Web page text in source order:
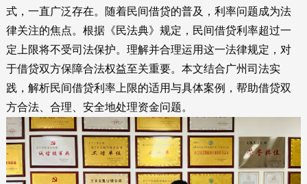
式，一直广泛存在。随着民间借贷的普及，利率问题成为法
律关注的焦点。根据《民法典》规定，民间借贷利率超过一
定上限将不受司法保护。理解并合理运用这一法律规定，对
于借贷双方保障合法权益至关重要。本文结合广州司法实
践，解析民间借贷利率上限的适用与具体案例，帮助借贷双
方合法、合理、安全地处理资金问题。